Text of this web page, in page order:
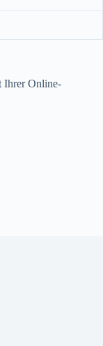
Ihrer Online-